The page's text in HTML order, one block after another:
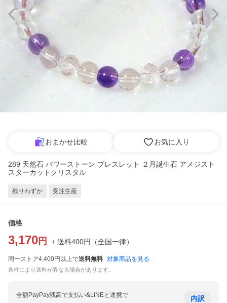
おまかせ比較 お気に入り
289 天然石 パワーストーン ブレスレット ２月誕生石 アメジスト
スターカットクリスタル
残りわずか 受注生産
価格
3,170 円 + 送料400円 （全国一律）
同一ストア4,400円以上で送料無料 対象商品を見る
条件により送料が異なる場合があります。
全額PayPay残高で支払い&LINEと連携で 内訳